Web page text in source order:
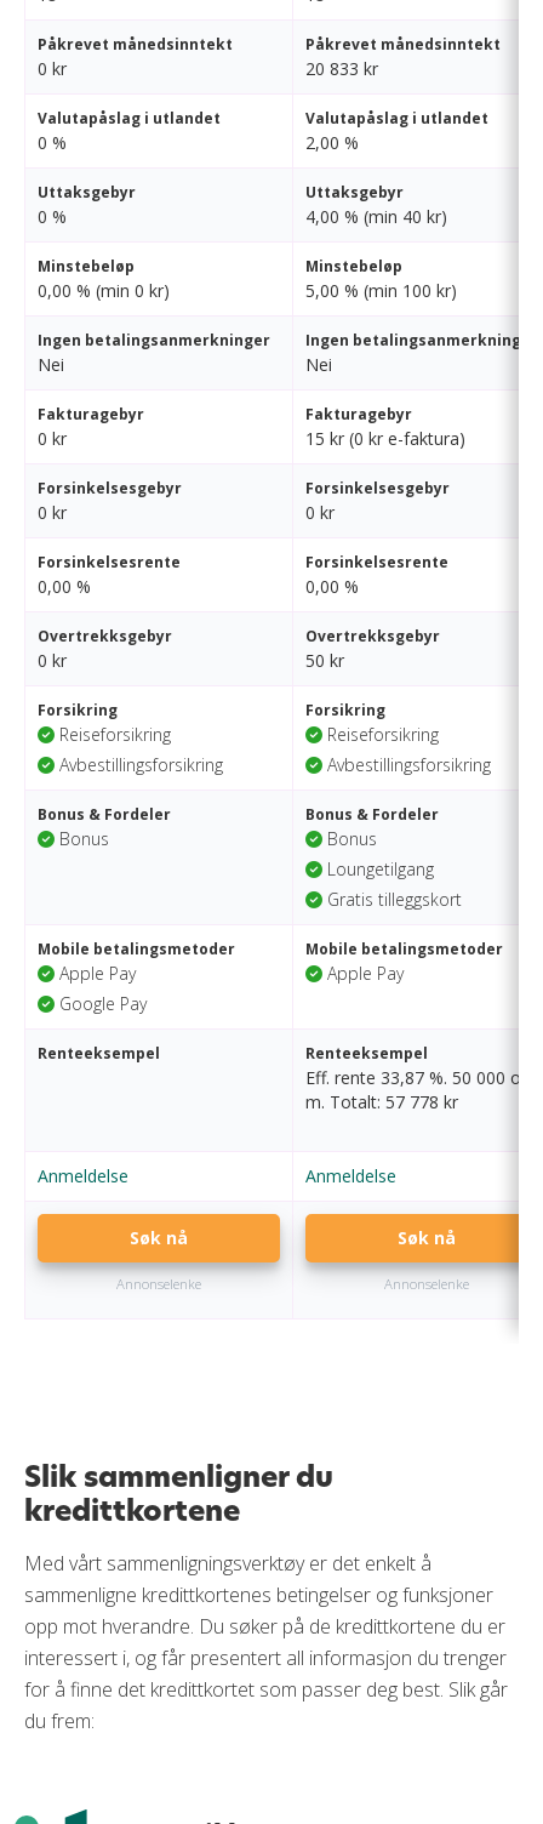
Påkrevet månedsinntekt
0 kr
Påkrevet månedsinntekt
20 833 kr
Valutapåslag i utlandet
0 %
Valutapåslag i utlandet
2,00 %
Uttaksgebyr
0 %
Uttaksgebyr
4,00 % (min 40 kr)
Minstebeløp
0,00 % (min 0 kr)
Minstebeløp
5,00 % (min 100 kr)
Ingen betalingsanmerkninger
Nei
Ingen betalingsanmerkninger
Nei
Fakturagebyr
0 kr
Fakturagebyr
15 kr (0 kr e-faktura)
Forsinkelsesgebyr
0 kr
Forsinkelsesgebyr
0 kr
Forsinkelsesrente
0,00 %
Forsinkelsesrente
0,00 %
Overtrekksgebyr
0 kr
Overtrekksgebyr
50 kr
Forsikring
Reiseforsikring
Avbestillingsforsikring
Forsikring
Reiseforsikring
Avbestillingsforsikring
Bonus & Fordeler
Bonus
Bonus & Fordeler
Bonus
Loungetilgang
Gratis tilleggskort
Mobile betalingsmetoder
Apple Pay
Google Pay
Mobile betalingsmetoder
Apple Pay
Renteeksempel Renteeksempel
Eff. rente 33,87 %. 50 000 o/
m. Totalt: 57 778 kr
Anmeldelse Anmeldelse
Søk nå
Annonselenke
Søk nå
Annonselenke
Slik sammenligner du
kredittkortene
Med vårt sammenligningsverktøy er det enkelt å
sammenligne kredittkortenes betingelser og funksjoner
opp mot hverandre. Du søker på de kredittkortene du er
interessert i, og får presentert all informasjon du trenger
for å finne det kredittkortet som passer deg best. Slik går
du frem: